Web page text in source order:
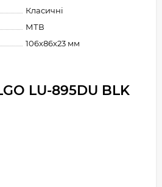
Класичні
МТВ
106х86х23 мм
LU-895DU BLK